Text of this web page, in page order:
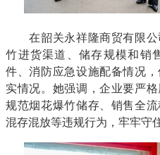
在韶关永祥隆商贸有限公
竹进货渠道、储存规模和销
件、消防应急设施配备情况
实情况。她强调，企业要严
规范烟花爆竹储存、销售全
混存混放等违规行为，牢牢守